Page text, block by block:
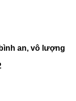
an, vô lượng